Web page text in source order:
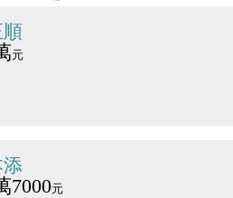
順
元
7000元